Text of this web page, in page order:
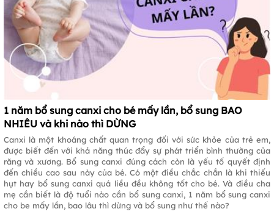
1 năm bổ sung canxi cho bé mấy lần, bổ sung BAO
NHIÊU và khi nào thì DỪNG
Canxi là một khoáng chất quan trọng đối với sức khỏe của trẻ em,
được biết đến với khả năng thúc đẩy sự phát triển bình thường của
răng và xương. Bổ sung canxi đúng cách còn là yếu tố quyết định
đến chiều cao sau này của bé. Có một điều chắc chắn là khi thiếu
hụt hay bổ sung canxi quá liều đều không tốt cho bé. Và điều cha
mẹ cần biết là độ tuổi nào cần bổ sung canxi, 1 năm bổ sung canxi
cho be mấy lần, bao lâu thì dừng và bổ sung như thế nào?